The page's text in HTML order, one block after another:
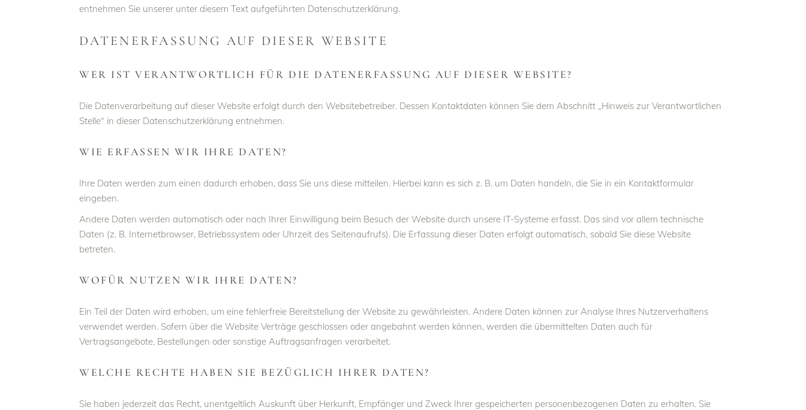
entnehmen Sie unserer unter diesem Text aufgeführten Datenschutzerklärung.
DATENERFASSUNG AUF DIESER WEBSITE
WER IST VERANTWORTLICH FÜR DIE DATENERFASSUNG AUF DIESER WEBSITE?
Die Datenverarbeitung auf dieser Website erfolgt durch den Websitebetreiber. Dessen Kontaktdaten können Sie dem Abschnitt „Hinweis zur Verantwortlichen
Stelle“ in dieser Datenschutzerklärung entnehmen.
WIE ERFASSEN WIR IHRE DATEN?
Ihre Daten werden zum einen dadurch erhoben, dass Sie uns diese mitteilen. Hierbei kann es sich z. B. um Daten handeln, die Sie in ein Kontaktformular
eingeben.
Andere Daten werden automatisch oder nach Ihrer Einwilligung beim Besuch der Website durch unsere IT-Systeme erfasst. Das sind vor allem technische
Daten (z. B. Internetbrowser, Betriebssystem oder Uhrzeit des Seitenaufrufs). Die Erfassung dieser Daten erfolgt automatisch, sobald Sie diese Website
betreten.
WOFÜR NUTZEN WIR IHRE DATEN?
Ein Teil der Daten wird erhoben, um eine fehlerfreie Bereitstellung der Website zu gewährleisten. Andere Daten können zur Analyse Ihres Nutzerverhaltens
verwendet werden. Sofern über die Website Verträge geschlossen oder angebahnt werden können, werden die übermittelten Daten auch für
Vertragsangebote, Bestellungen oder sonstige Auftragsanfragen verarbeitet.
WELCHE RECHTE HABEN SIE BEZÜGLICH IHRER DATEN?
Sie haben jederzeit das Recht, unentgeltlich Auskunft über Herkunft, Empfänger und Zweck Ihrer gespeicherten personenbezogenen Daten zu erhalten. Sie